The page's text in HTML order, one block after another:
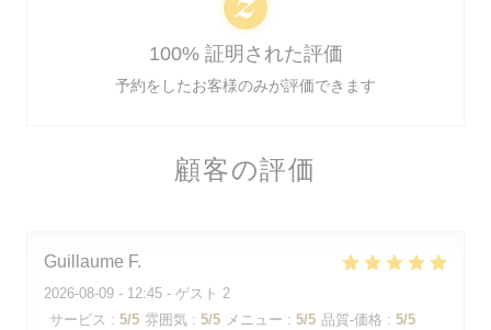
顧客の評価
Guillaume F
2026-08-09 - 12:45 - ゲスト 2
サービス : 5/5 雰囲気 : 5/5 メニュー : 5/5 品質-価格 : 5/5
100% 証明された評価
予約をしたお客様のみが評価できます